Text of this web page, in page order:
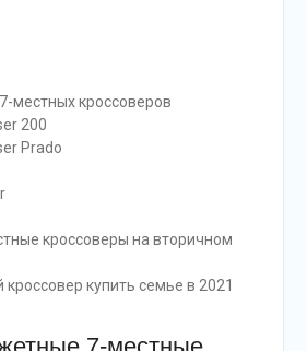
местных кроссоверов
200
Prado
кроссоверы на вторичном
купить семье в 2021